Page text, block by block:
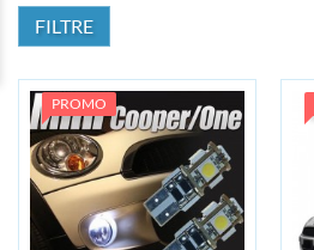
FILTRE
PROMO